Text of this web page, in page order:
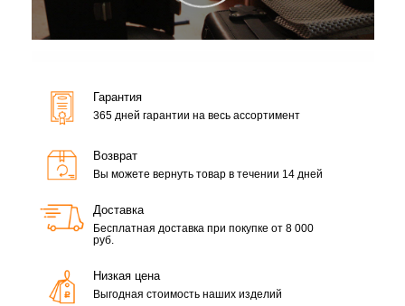
Гарантия
365 дней гарантии на весь ассортимент
Возврат
Вы можете вернуть товар в течении 14 дней
Доставка
Бесплатная доставка при покупке от 8 000
руб.
Низкая цена
Выгодная стоимость наших изделий